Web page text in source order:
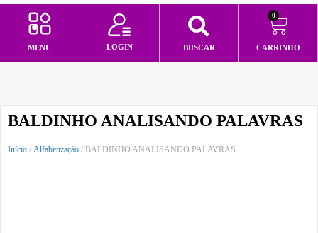
MENU LOGIN BUSCAR
0
CARRINHO
BALDINHO ANALISANDO PALAVRAS
Início / Alfabetização / BALDINHO ANALISANDO PALAVRAS